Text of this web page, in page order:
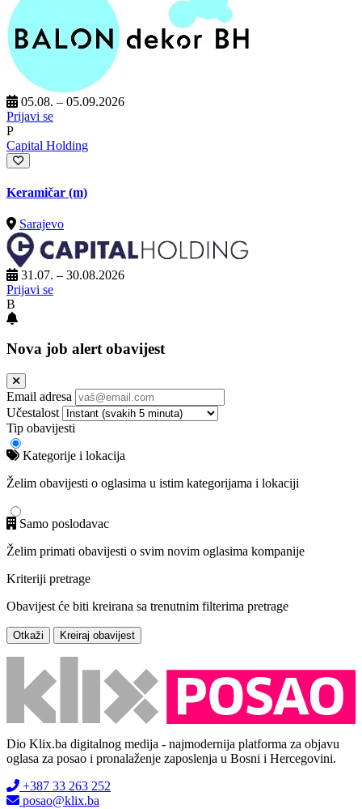
05.08. – 05.09.2026
Prijavi se
P
Capital Holding
Keramičar (m)
Sarajevo
31.07. – 30.08.2026
Prijavi se
B
Nova job alert obavijest
Email adresa
Učestalost
Tip obavijesti
Kategorije i lokacija
Želim obavijesti o oglasima u istim kategorijama i lokaciji
Samo poslodavac
Želim primati obavijesti o svim novim oglasima kompanije
Kriteriji pretrage
Obavijest će biti kreirana sa trenutnim filterima pretrage
Otkaži Kreiraj obavijest
Dio Klix.ba digitalnog medija - najmodernija platforma za objavu
oglasa za posao i pronalaženje zaposlenja u Bosni i Hercegovini.
+387 33 263 252
posao@klix.ba